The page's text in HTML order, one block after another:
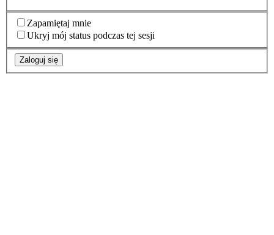
Zapamiętaj mnie
Ukryj mój status podczas tej sesji